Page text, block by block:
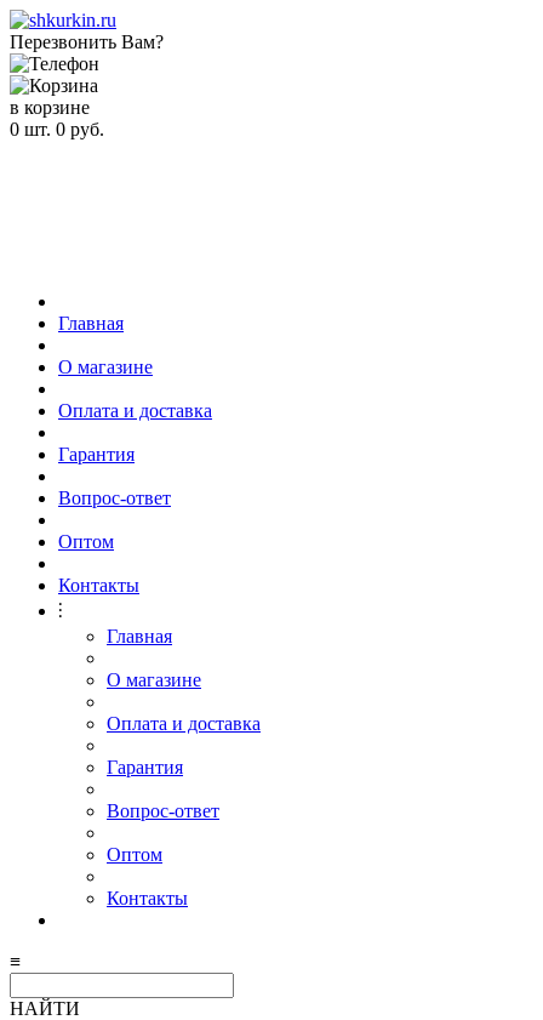
Перезвонить Вам?
в корзине
0 шт. 0 руб.
Главная
О магазине
Оплата и доставка
Гарантия
Вопрос-ответ
Оптом
Контакты
⫶
Главная
О магазине
Оплата и доставка
Гарантия
Вопрос-ответ
Оптом
Контакты
≡
НАЙТИ